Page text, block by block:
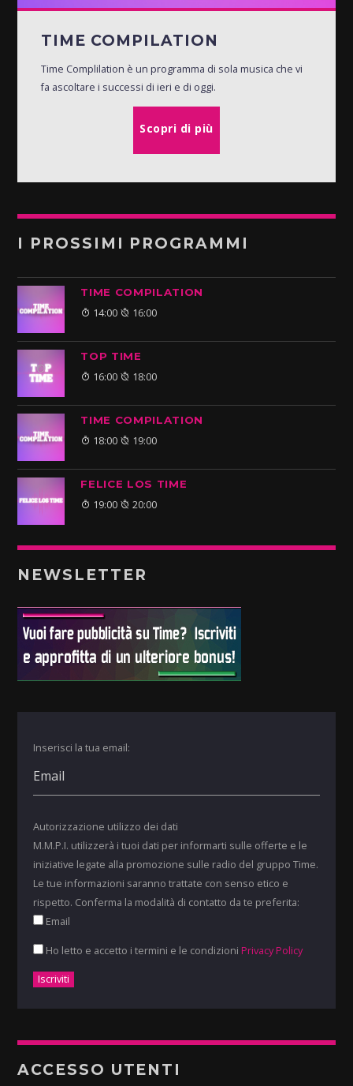
TIME COMPILATION
Time Complilation è un programma di sola musica che vi
fa ascoltare i successi di ieri e di oggi.
Scopri di più
I PROSSIMI PROGRAMMI
TIME COMPILATION
14:00 16:00
TOP TIME
16:00 18:00
TIME COMPILATION
18:00 19:00
FELICE LOS TIME
19:00 20:00
NEWSLETTER
Inserisci la tua email:
Autorizzazione utilizzo dei dati
M.M.P.I. utilizzerà i tuoi dati per informarti sulle offerte e le
iniziative legate alla promozione sulle radio del gruppo Time.
Le tue informazioni saranno trattate con senso etico e
rispetto. Conferma la modalità di contatto da te preferita:
Email
Ho letto e accetto i termini e le condizioni Privacy Policy
ACCESSO UTENTI